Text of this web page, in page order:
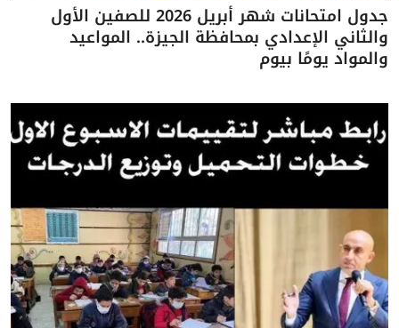
جدول امتحانات شهر أبريل 2026 للصفين الأول
والثاني الإعدادي بمحافظة الجيزة.. المواعيد
والمواد يومًا بيوم